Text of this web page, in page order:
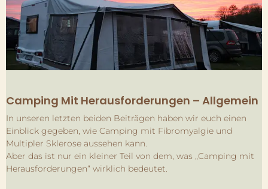
Camping Mit Herausforderungen – Allgemein
In unseren letzten beiden Beiträgen haben wir euch einen
Einblick gegeben, wie Camping mit Fibromyalgie und
Multipler Sklerose aussehen kann.
Aber das ist nur ein kleiner Teil von dem, was „Camping mit
Herausforderungen“ wirklich bedeutet.